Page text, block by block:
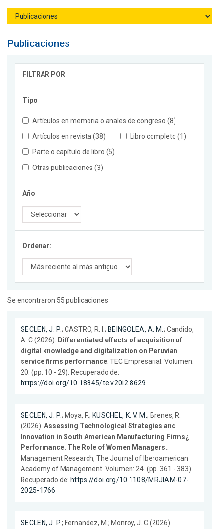
Publicaciones
FILTRAR POR:
Tipo
Artículos en memoria o anales de congreso (8)
Artículos en revista (38)
Libro completo (1)
Parte o capítulo de libro (5)
Otras publicaciones (3)
Año
Ordenar:
Se encontraron 55 publicaciones
SECLEN, J. P.; CASTRO, R. I.; BEINGOLEA, A. M.; Candido,
A. C.(2026). Differentiated effects of acquisition of
digital knowledge and digitalization on Peruvian
service firms performance. TEC Empresarial. Volumen:
20. (pp. 10 - 29). Recuperado de:
https://doi.org/10.18845/te.v20i2.8629
SECLEN, J. P.; Moya, P.; KUSCHEL, K. V. M.; Brenes, R.
(2026). Assessing Technological Strategies and
Innovation in South American Manufacturing Firms¿
Performance. The Role of Women Managers..
Management Research, The Journal of Iberoamerican
Academy of Management. Volumen: 24. (pp. 361 - 383).
Recuperado de: https://doi.org/10.1108/MRJIAM-07-
2025-1766
SECLEN, J. P.; Fernandez, M.; Monroy, J. C.(2026).